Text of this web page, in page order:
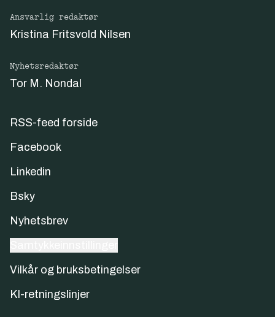
Ansvarlig redaktør
Kristina Fritsvold Nilsen
Nyhetsredaktør
Tor M. Nondal
RSS-feed forside
Facebook
Linkedin
Bsky
Nyhetsbrev
Vilkår og bruksbetingelser
KI-retningslinjer